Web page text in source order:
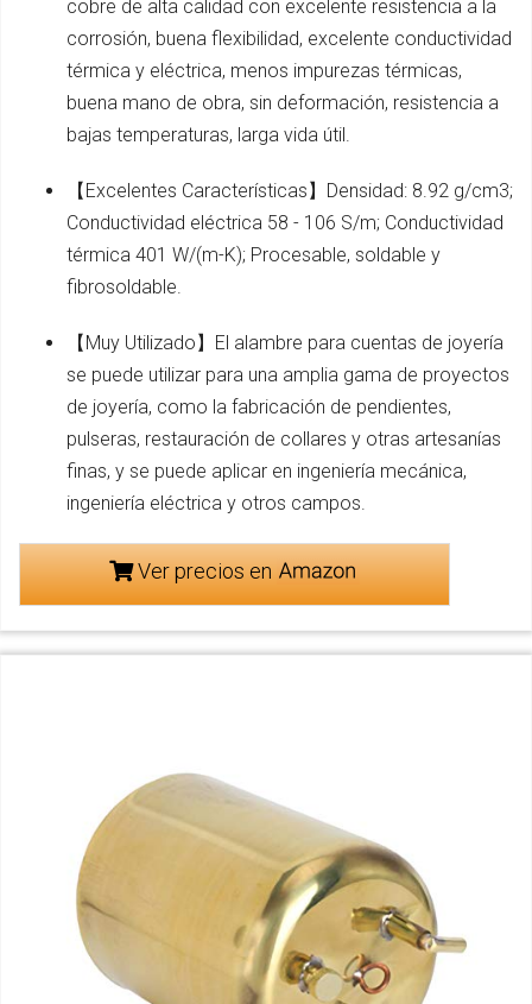
cobre de alta calidad con excelente resistencia a la
corrosión, buena flexibilidad, excelente conductividad
térmica y eléctrica, menos impurezas térmicas,
buena mano de obra, sin deformación, resistencia a
bajas temperaturas, larga vida útil.
【Excelentes Características】Densidad: 8.92 g/cm3;
Conductividad eléctrica 58 - 106 S/m; Conductividad
térmica 401 W/(m-K); Procesable, soldable y
fibrosoldable.
【Muy Utilizado】El alambre para cuentas de joyería
se puede utilizar para una amplia gama de proyectos
de joyería, como la fabricación de pendientes,
pulseras, restauración de collares y otras artesanías
finas, y se puede aplicar en ingeniería mecánica,
ingeniería eléctrica y otros campos.
Ver precios en